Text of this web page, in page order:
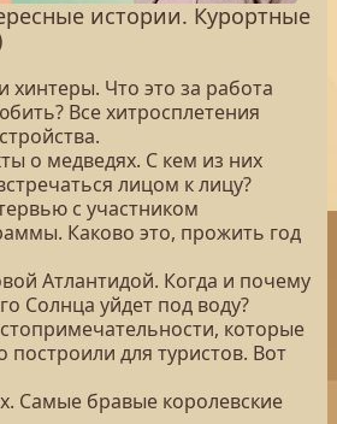
истории. Курортные
хинтеры. Что это за работа
Все хитросплетения
о медведях. С кем из них
лицом к лицу?
с участником
Каково это, прожить год
Атлантидой. Когда и почему
Солнца уйдет под воду?
которые
построили для туристов. Вот
Самые бравые королевские